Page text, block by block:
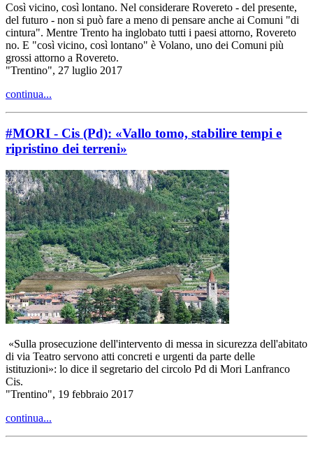
Così vicino, così lontano. Nel considerare Rovereto - del presente,
del futuro - non si può fare a meno di pensare anche ai Comuni "di
cintura". Mentre Trento ha inglobato tutti i paesi attorno, Rovereto
no. E "così vicino, così lontano" è Volano, uno dei Comuni più
grossi attorno a Rovereto.
"Trentino", 27 luglio 2017
continua...
#MORI - Cis (Pd): «Vallo tomo, stabilire tempi e
ripristino dei terreni»
«Sulla prosecuzione dell'intervento di messa in sicurezza dell'abitato
di via Teatro servono atti concreti e urgenti da parte delle
istituzioni»: lo dice il segretario del circolo Pd di Mori Lanfranco
Cis.
"Trentino", 19 febbraio 2017
continua...